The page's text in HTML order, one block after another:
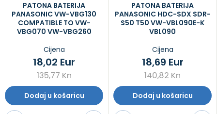
PATONA BATERIJA
PANASONIC VW-VBG130
COMPATIBLE TO VW-
VBG070 VW-VBG260
Cijena
135,77 Kn
18,02 Eur
Dodaj u košaricu
PATONA BATERIJA
PANASONIC HDC-SDX SDR-
S50 T50 VW-VBL090E-K
VBL090
Cijena
140,82 Kn
18,69 Eur
Dodaj u košaricu